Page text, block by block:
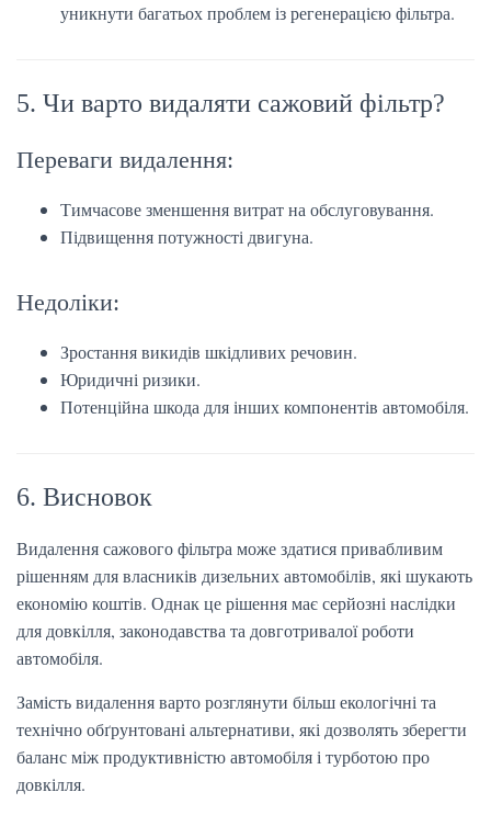
уникнути багатьох проблем із регенерацією фільтра.
5. Чи варто видаляти сажовий фільтр?
Переваги видалення:
Тимчасове зменшення витрат на обслуговування.
Підвищення потужності двигуна.
Недоліки:
Зростання викидів шкідливих речовин.
Юридичні ризики.
Потенційна шкода для інших компонентів автомобіля.
6. Висновок
Видалення сажового фільтра може здатися привабливим
рішенням для власників дизельних автомобілів, які шукають
економію коштів. Однак це рішення має серйозні наслідки
для довкілля, законодавства та довготривалої роботи
автомобіля.
Замість видалення варто розглянути більш екологічні та
технічно обґрунтовані альтернативи, які дозволять зберегти
баланс між продуктивністю автомобіля і турботою про
довкілля.